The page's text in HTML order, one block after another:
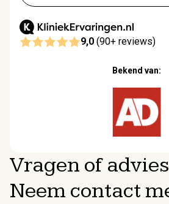
9,0 (90+ reviews)
Bekend van:
Vragen of
Neem contact